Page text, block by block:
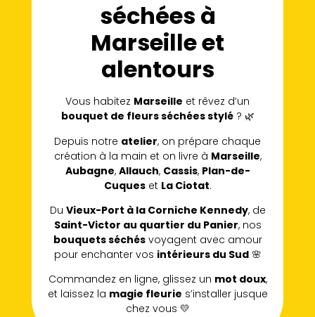
séchées à
Marseille et
alentours
Vous habitez Marseille et rêvez d’un
bouquet de fleurs séchées stylé? 🌿
Depuis notre atelier, on prépare chaque
création à la main et on livre à Marseille,
Aubagne, Allauch, Cassis, Plan-de-
Cuqueset La Ciotat.
Du Vieux-Port à la Corniche Kennedy, de
Saint-Victor au quartier du Panier, nos
bouquets séchésvoyagent avec amour
pour enchanter vos intérieurs du Sud🌸
Commandez en ligne, glissez un mot doux,
et laissez la magie fleurie s’installer jusque
chez vous 💛